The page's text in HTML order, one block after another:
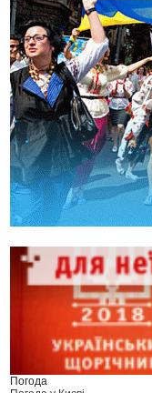
Погода